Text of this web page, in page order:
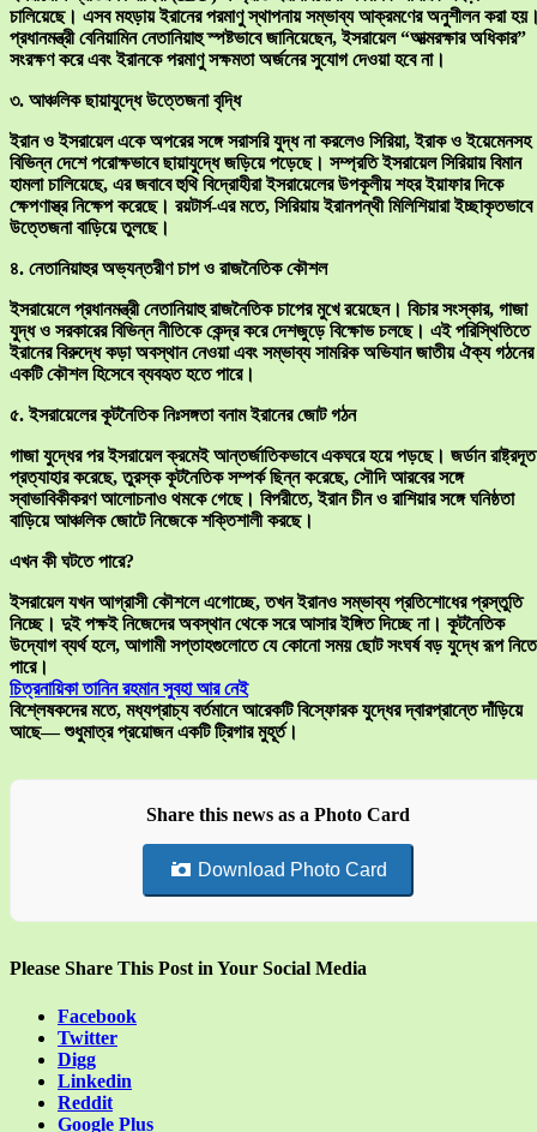
চালিয়েছে। এসব মহড়ায় ইরানের পরমাণু স্থাপনায় সম্ভাব্য আক্রমণের অনুশীলন করা
প্রধানমন্ত্রী বেনিয়ামিন নেতানিয়াহু স্পষ্টভাবে জানিয়েছেন, ইসরায়েল “আত্মরক্ষার অধিকার”
সংরক্ষণ করে এবং ইরানকে পরমাণু সক্ষমতা অর্জনের সুযোগ দেওয়া হবে না।
৩. আঞ্চলিক ছায়াযুদ্ধে উত্তেজনা বৃদ্ধি
ইরান ও ইসরায়েল একে অপরের সঙ্গে সরাসরি যুদ্ধ না করলেও সিরিয়া, ইরাক ও ইয়েমেনসহ
বিভিন্ন দেশে পরোক্ষভাবে ছায়াযুদ্ধে জড়িয়ে পড়েছে। সম্প্রতি ইসরায়েল সিরিয়ায় বিমান
হামলা চালিয়েছে, এর জবাবে হুথি বিদ্রোহীরা ইসরায়েলের উপকূলীয় শহর ইয়াফার দিকে
ক্ষেপণাস্ত্র নিক্ষেপ করেছে। রয়টার্স-এর মতে, সিরিয়ায় ইরানপন্থী মিলিশিয়ারা ইচ্ছাকৃতভাবে
উত্তেজনা বাড়িয়ে তুলছে।
৪. নেতানিয়াহুর অভ্যন্তরীণ চাপ ও রাজনৈতিক কৌশল
ইসরায়েলে প্রধানমন্ত্রী নেতানিয়াহু রাজনৈতিক চাপের মুখে রয়েছেন। বিচার সংস্কার, গাজা
যুদ্ধ ও সরকারের বিভিন্ন নীতিকে কেন্দ্র করে দেশজুড়ে বিক্ষোভ চলছে। এই পরিস্থিতিতে
ইরানের বিরুদ্ধে কড়া অবস্থান নেওয়া এবং সম্ভাব্য সামরিক অভিযান জাতীয় ঐক্য গঠনের
একটি কৌশল হিসেবে ব্যবহৃত হতে পারে।
৫. ইসরায়েলের কূটনৈতিক নিঃসঙ্গতা বনাম ইরানের জোট গঠন
গাজা যুদ্ধের পর ইসরায়েল ক্রমেই আন্তর্জাতিকভাবে একঘরে হয়ে পড়ছে। জর্ডান রাষ্ট্রদূত
প্রত্যাহার করেছে, তুরস্ক কূটনৈতিক সম্পর্ক ছিন্ন করেছে, সৌদি আরবের সঙ্গে
স্বাভাবিকীকরণ আলোচনাও থমকে গেছে। বিপরীতে, ইরান চীন ও রাশিয়ার সঙ্গে ঘনিষ্ঠতা
বাড়িয়ে আঞ্চলিক জোটে নিজেকে শক্তিশালী করছে।
এখন কী ঘটতে পারে?
ইসরায়েল যখন আগ্রাসী কৌশলে এগোচ্ছে, তখন ইরানও সম্ভাব্য প্রতিশোধের প্রস্তুতি
নিচ্ছে। দুই পক্ষই নিজেদের অবস্থান থেকে সরে আসার ইঙ্গিত দিচ্ছে না। কূটনৈতিক
উদ্যোগ ব্যর্থ হলে, আগামী সপ্তাহগুলোতে যে কোনো সময় ছোট সংঘর্ষ বড় যুদ্ধে রূপ নিতে
পারে।
চিত্রনায়িকা তানিন রহমান সুবহা আর নেই
বিশ্লেষকদের মতে, মধ্যপ্রাচ্য বর্তমানে আরেকটি বিস্ফোরক যুদ্ধের দ্বারপ্রান্তে দাঁড়িয়ে
আছে— শুধুমাত্র প্রয়োজন একটি ট্রিগার মুহূর্ত।
Share this news as a Photo Card
Download Photo Card
Please Share This Post in Your Social Media
Facebook
Twitter
Digg
Linkedin
Reddit
Google Plus